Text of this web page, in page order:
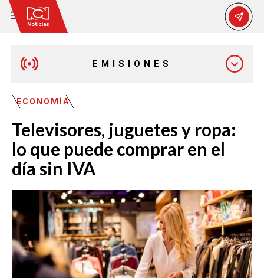
EMISIONES
EMISIÓN 12:30 PM
EMISIÓN 11:30 PM
ECONOMÍA
Televisores, juguetes y ropa:
lo que puede comprar en el
día sin IVA